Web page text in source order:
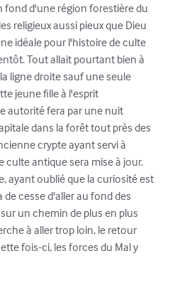
fond d'une région forestière du
religieux aussi pieux que Dieu
idéale pour l'histoire de culte
Tout allait pourtant bien à
ligne droite sauf une seule
jeune fille à l'esprit
autorité fera par une nuit
dans la forêt tout près des
crypte ayant servi à
antique sera mise à jour.
ayant oublié que la curiosité est
cesse d'aller au fond des
un chemin de plus en plus
à aller trop loin, le retour
fois-ci, les forces du Mal y